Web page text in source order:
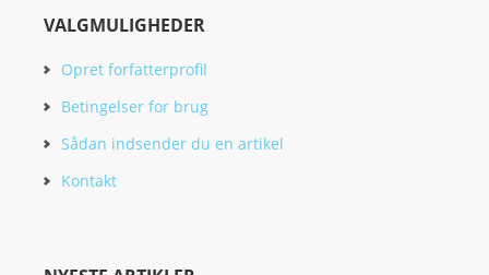
VALGMULIGHEDER
Opret forfatterprofil
Betingelser for brug
Sådan indsender du en artikel
Kontakt